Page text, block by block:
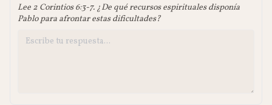
Lee 2 Corintios 6:3-7. ¿De qué recursos espirituales disponía
Pablo para afrontar estas dificultades?